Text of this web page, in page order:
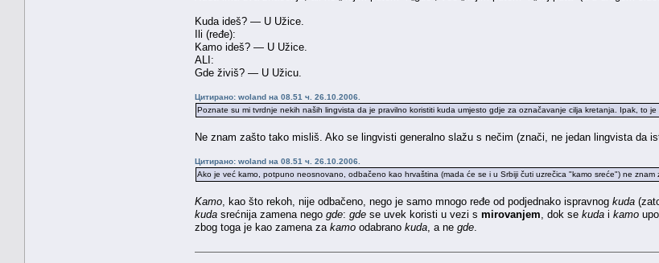
Kuda ideš? — U Užice.
Ili (ređe):
Kamo ideš? — U Užice.
ALI:
Gde živiš? — U Užicu.
Цитирано: woland на 08.51 ч. 26.10.2006.
Poznate su mi tvrdnje nekih naših lingvista da je pravilno koristiti kuda umjesto gdje za označavanje cilja kretanja. Ipak, to
Ne znam zašto tako misliš. Ako se lingvisti generalno slažu s nečim (znači, ne jedan lingvista da
Цитирано: woland на 08.51 ч. 26.10.2006.
Ako je već kamo, potpuno neosnovano, odbačeno kao hrvaština (mada će se i u Srbiji čuti uzrečica "kamo sreće") ne
Kamo , kao što rekoh, nije odbačeno, nego je samo mnogo ređe od podjednako ispravnog kuda
kuda srećnija zamena nego gde: gde se uvek koristi u vezi s mirovanjem , dok se kuda i kamo
zbog toga je kao zamena za kamo odabrano kuda , a ne gde